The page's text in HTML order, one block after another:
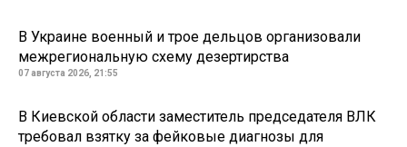
В Украине военный и трое дельцов организовали
межрегиональную схему дезертирства
07 августа 2026, 21:55
В Киевской области заместитель председателя ВЛК
требовал взятку за фейковые диагнозы для